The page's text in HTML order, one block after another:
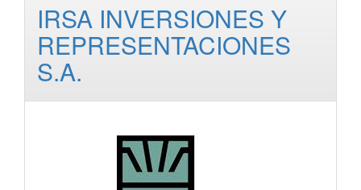
IRSA INVERSIONES Y
REPRESENTACIONES
S.A.